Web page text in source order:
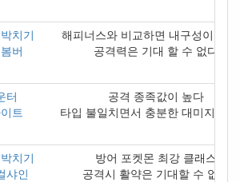
치기
버
해피너스와 비교하면 내구성이 약
공격력은 기대 할 수 없다
터
트
공격 종족값이 높다
타입 불일치면서 충분한 대미지를
치기
샤인
방어 포켓몬 최강 클래스
공격시 활약은 기대할 수 없다